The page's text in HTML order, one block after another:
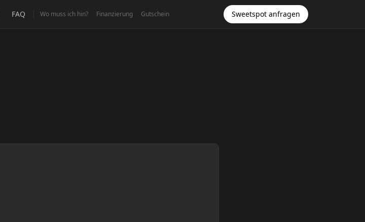
FAQ Wo muss ich hin? Finanzierung Gutschein Sweetspot anfragen